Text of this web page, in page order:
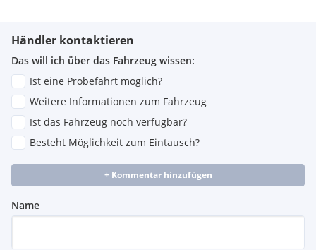
Händler kontaktieren
Das will ich über das Fahrzeug wissen:
Ist eine Probefahrt möglich?
Weitere Informationen zum Fahrzeug
Ist das Fahrzeug noch verfügbar?
Besteht Möglichkeit zum Eintausch?
+ Kommentar hinzufügen
Name